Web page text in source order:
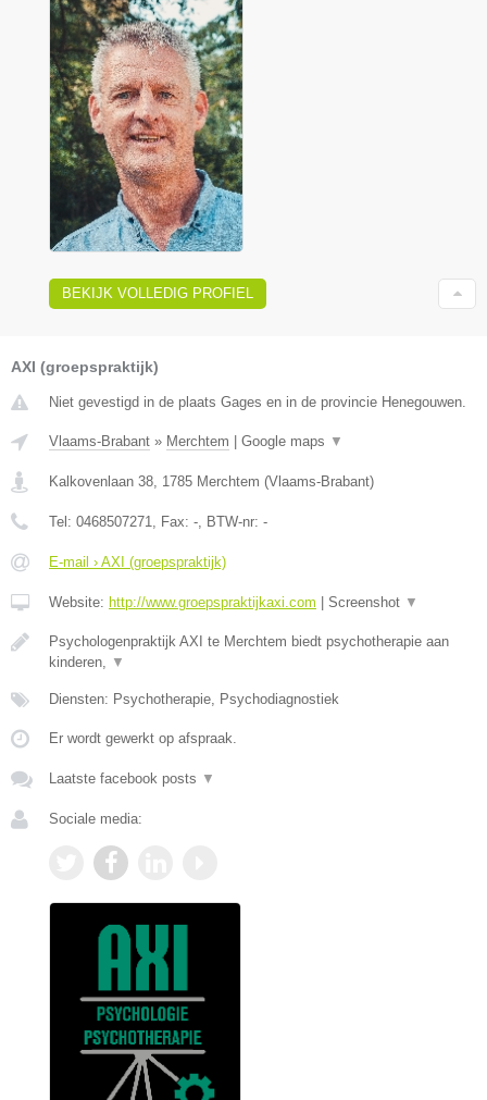
BEKIJK VOLLEDIG PROFIEL
AXI (groepspraktijk)
Niet gevestigd in de plaats Gages en in de provincie Henegouwen.
Vlaams-Brabant » Merchtem Google maps ▼
Kalkovenlaan 38, 1785 Merchtem (Vlaams-Brabant)
Tel: 0468507271, Fax: -, BTW-nr: -
E-mail › AXI (groepspraktijk)
Website: http://www.groepspraktijkaxi.com Screenshot ▼
Psychologenpraktijk AXI te Merchtem biedt psychotherapie aan
kinderen, ▼
Diensten: Psychotherapie, Psychodiagnostiek
Er wordt gewerkt op afspraak.
Laatste facebook posts ▼
Sociale media: